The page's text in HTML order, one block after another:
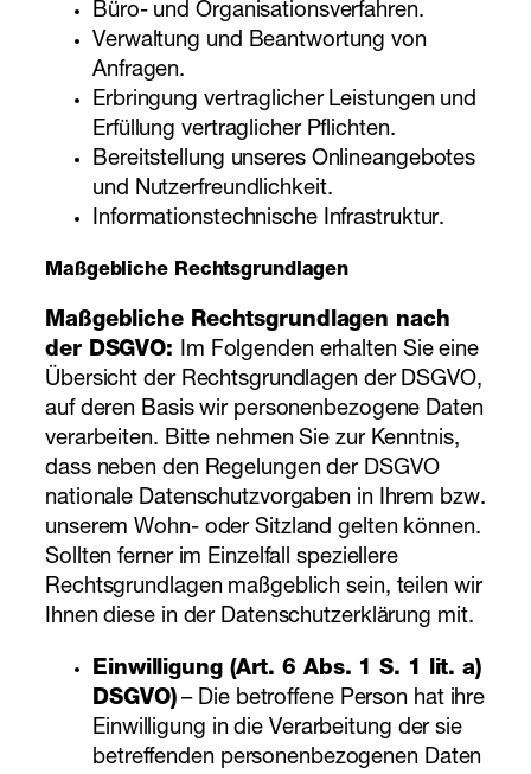
Büro- und Organisationsverfahren.
Verwaltung und Beantwortung von
Anfragen.
Erbringung vertraglicher Leistungen und
Erfüllung vertraglicher Pflichten.
Bereitstellung unseres Onlineangebotes
und Nutzerfreundlichkeit.
Informationstechnische Infrastruktur.
Maßgebliche Rechtsgrundlagen
Maßgebliche Rechtsgrundlagen nach
der DSGVO: Im Folgenden erhalten Sie eine
Übersicht der Rechtsgrundlagen der DSGVO,
auf deren Basis wir personenbezogene Daten
verarbeiten. Bitte nehmen Sie zur Kenntnis,
dass neben den Regelungen der DSGVO
nationale Datenschutzvorgaben in Ihrem bzw.
unserem Wohn- oder Sitzland gelten können.
Sollten ferner im Einzelfall speziellere
Rechtsgrundlagen maßgeblich sein, teilen wir
Ihnen diese in der Datenschutzerklärung mit.
Einwilligung (Art. 6 Abs. 1 S. 1 lit. a)
DSGVO)– Die betroffene Person hat ihre
Einwilligung in die Verarbeitung der sie
betreffenden personenbezogenen Daten